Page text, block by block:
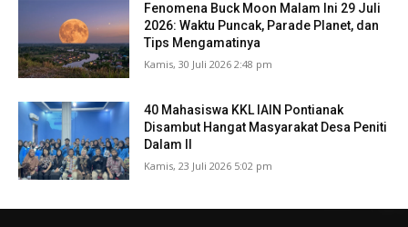
Fenomena Buck Moon Malam Ini 29 Juli
2026: Waktu Puncak, Parade Planet, dan
Tips Mengamatinya
Kamis, 30 Juli 2026 2:48 pm
40 Mahasiswa KKL IAIN Pontianak
Disambut Hangat Masyarakat Desa Peniti
Dalam II
Kamis, 23 Juli 2026 5:02 pm